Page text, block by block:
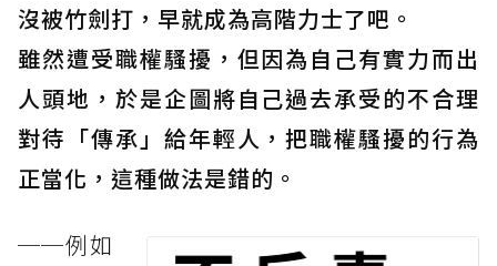
沒被竹劍打，早就成為高階力士了吧。
雖然遭受職權騷擾，但因為自己有實力而出
人頭地，於是企圖將自己過去承受的不合理
對待「傳承」給年輕人，把職權騷擾的行為
正當化，這種做法是錯的。
──例如